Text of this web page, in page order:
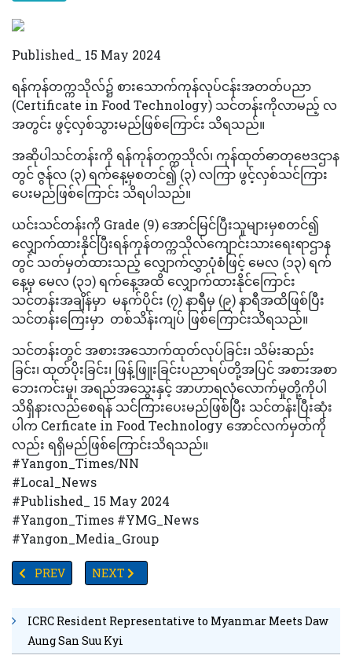
Published_ 15 May 2024
ရန်ကုန်တက္ကသိုလ်၌ စားသောက်ကုန်လုပ်ငန်းအတတ်ပညာ
(Certificate in Food Technology) သင်တန်းကိုလာမည့် လ
အတွင်း ဖွင့်လှစ်သွားမည်ဖြစ်ကြောင်း သိရသည်။
အဆိုပါသင်တန်းကို ရန်ကုန်တက္ကသိုလ်၊ ကုန်ထုတ်ဓာတုဗေဒဌာန
တွင် ဇွန်လ (၃) ရက်နေ့မှစတင်၍ (၃) လကြာ ဖွင့်လှစ်သင်ကြား
ပေးမည်ဖြစ်‌ကြောင်း သိရပါသည်။
ယင်းသင်တန်းကို Grade (9) အောင်မြင်ပြီးသူများမှစတင်၍
လျှောက်ထားနိုင်ပြီးရန်ကုန်တက္ကသိုလ်ကျောင်းသားရေးရာဌာန
တွင် သတ်မှတ်ထားသည့် လျှောက်လွှာပုံစံဖြင့် မေလ (၁၃) ရက်
နေ့မှ မေလ (၃၁) ရက်နေ့အထိ လျှောက်ထားနိုင်ကြောင်း
သင်တန်းအချိန်မှာ မနက်ပိုင်း (၇) နာရီမှ (၉) နာရီအထိဖြစ်ပြီး
သင်တန်းကြေးမှာ တစ်သိန်းကျပ် ဖြစ်ကြောင်းသိရသည်။
သင်တန်းတွင် အစားအသောက်ထုတ်လုပ်ခြင်း၊ သိမ်းဆည်း
ခြင်း၊ ထုတ်ပိုးခြင်း၊ ဖြန့်ဖြူးခြင်းပညာရပ်တို့အပြင် အစားအစာ
ဘေးကင်းမှု၊ အရည်အသွေးနှင့် အာဟာရလုံလောက်မှုတို့ကိုပါ
သိရှိနားလည်စေရန် သင်ကြားပေးမည်ဖြစ်ပြီး သင်တန်းပြီးဆုံး
ပါက Cerficate in Food Technology အောင်လက်မှတ်ကို
လည်း ရရှိမည်ဖြစ်ကြောင်းသိရသည်။
#Yangon_Times/NN
#Local_News
#Published_ 15 May 2024
#Yangon_Times #YMG_News
#Yangon_Media_Group
PREVIOUS ARTICLE: လုပ်ပွဲများမကစားရန်နှင့် ပြည်ပကစားသမားမျ
PREV NEXT ARTICLE: မြန်မာ-ထိုင်း နယ်နိမိတ်ထိစပ်လျ
NEXT
ICRC Resident Representative to Myanmar Meets Daw
Aung San Suu Kyi